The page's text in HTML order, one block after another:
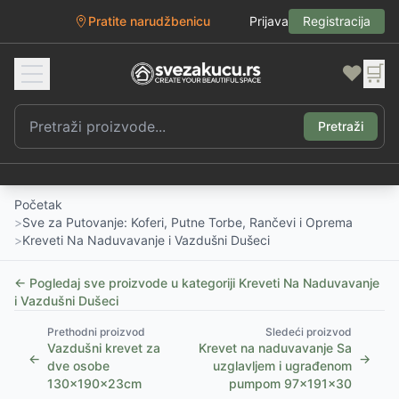
Pratite narudžbenicu Prijava Registracija
❤️ 🛒
Pretraži
Početak
>Sve za Putovanje: Koferi, Putne Torbe, Rančevi i Oprema
>Kreveti Na Naduvavanje i Vazdušni Dušeci
← Pogledaj sve proizvode u kategoriji Kreveti Na Naduvavanje
i Vazdušni Dušeci
←
Prethodni proizvod
Vazdušni krevet za
dve osobe
130x190x23cm
Sledeći proizvod
Krevet na naduvavanje Sa
uzglavljem i ugrađenom
pumpom 97x191x30
→